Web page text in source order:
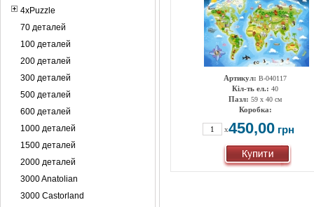
4xPuzzle
70 деталей
100 деталей
200 деталей
300 деталей
500 деталей
600 деталей
1000 деталей
1500 деталей
2000 деталей
3000 Anatolian
3000 Castorland
Артикул: B-040117
Кіл-ть ел.: 40
Пазл: 59 х 40 см
Коробка:
x450,00 грн